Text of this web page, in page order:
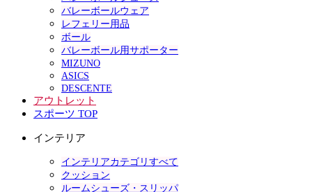
バレーボールウェア
レフェリー用品
ボール
バレーボール用サポーター
MIZUNO
ASICS
DESCENTE
アウトレット
スポーツ TOP
インテリア
インテリアカテゴリすべて
クッション
ルームシューズ・スリッパ